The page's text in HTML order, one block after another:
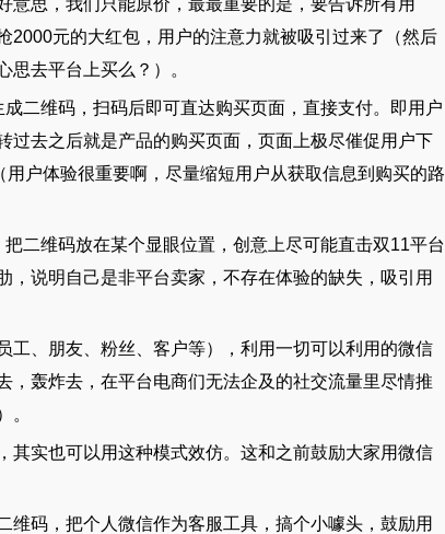
意思，我们只能原价，最最重要的是，要告诉所有用
2000元的大红包，用户的注意力就被吸引过来了（然后
思去平台上买么？）。
二维码，扫码后即可直达购买页面，直接支付。即用户
过去之后就是产品的购买页面，页面上极尽催促用户下
户体验很重要啊，尽量缩短用户从获取信息到购买的路
二维码放在某个显眼位置，创意上尽可能直击双11平台
，说明自己是非平台卖家，不存在体验的缺失，吸引用
工、朋友、粉丝、客户等），利用一切可以利用的微信
，轰炸去，在平台电商们无法企及的社交流量里尽情推
。
其实也可以用这种模式效仿。这和之前鼓励大家用微信
维码，把个人微信作为客服工具，搞个小噱头，鼓励用